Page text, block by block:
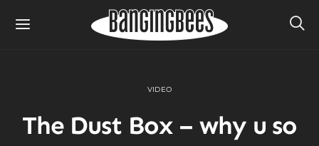
VIDEO
The Dust Box – why u so